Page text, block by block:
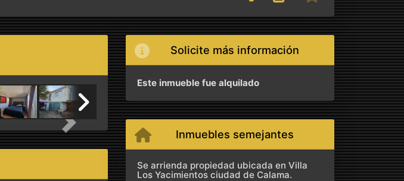
Next
Solicite más información
Este inmueble fue alquilado
Inmuebles semejantes
Se arrienda propiedad ubicada en Villa
Los Yacimientos ciudad de Calama.